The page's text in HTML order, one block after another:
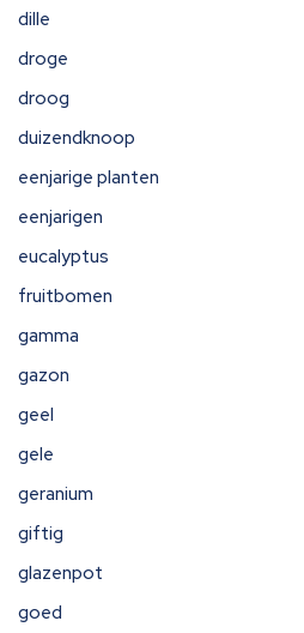
dille
droge
droog
duizendknoop
eenjarige planten
eenjarigen
eucalyptus
fruitbomen
gamma
gazon
geel
gele
geranium
giftig
glazenpot
goed